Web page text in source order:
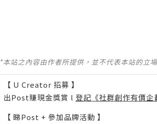
*本站之內容由作者所提供，並不代表本站的立
【 U Creator 招募 】
出Post賺現金獎賞 l 登記《社群創作有價企
【 睇Post + 參加品牌活動 】